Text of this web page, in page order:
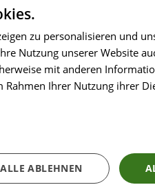
zu personalisieren und
Nutzung unserer Website
mit anderen
Ihrer Nutzung ihrer
ALLE ABLEHNEN